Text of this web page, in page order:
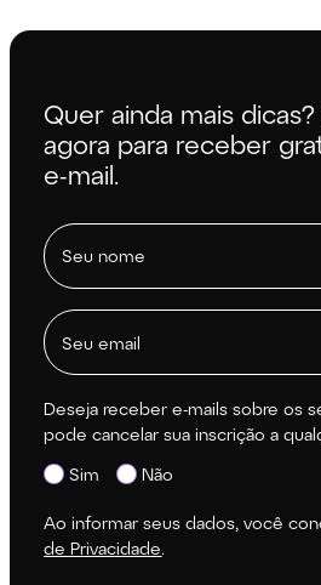
Quer ainda mais
agora para receber
e-mail.
Deseja receber e-mails sobre os
pode cancelar sua inscrição a
Sim
Não
Ao informar seus dados, você
de Privacidade.